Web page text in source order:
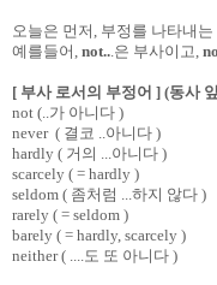
오늘은 먼저, 부정를 나타내
예를들어, not.. .은 부사이고,
[ 부사 로서의 부정어 ] (동사
not (..가 아니다 )
never ( 결코 ..아니다 )
hardly ( 거의 ...아니다 )
scarcely ( = hardly )
seldom ( 좀처럼 ...하지 않다 )
rarely ( = seldom )
barely ( = hardly, scarcely )
neither ( ....도 또 아니다 )